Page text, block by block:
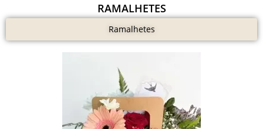
RAMALHETES
Ramalhetes